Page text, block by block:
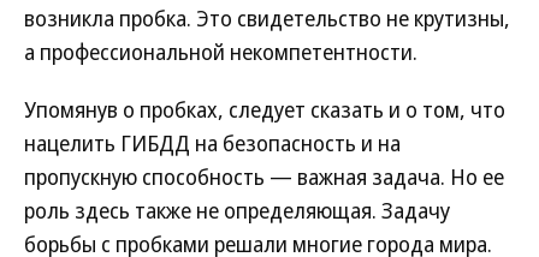
возникла пробка. Это свидетельство не крутизны,
а профессиональной некомпетентности.
Упомянув о пробках, следует сказать и о том, что
нацелить ГИБДД на безопасность и на
пропускную способность — важная задача. Но ее
роль здесь также не определяющая. Задачу
борьбы с пробками решали многие города мира.